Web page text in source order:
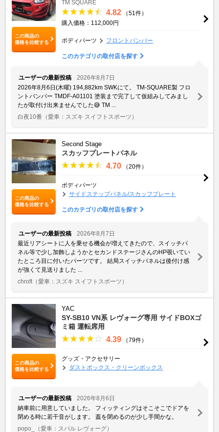
この商品の
価格を比較する
TM SQUARE
4.82
（51件）
購入価格：112,000円
ボディパーツ フロントバンパー
このカテゴリの取付店を探す
ユーザーの最新投稿
2026年8月7日
2026年8月6日(木曜) 194,882km SWKにて。 TM-SQUARE製 フロ
ントバンパー TMDF-A01101 塗装まで完了して仮組みしてみまし
たが取付け出来ませんでした😅 TM ...
白夜10番 （愛車：スズキ スイフトスポーツ）
この商品の
価格を比較する
Second Stage
スカッフプレートパネル
4.70 （20件）
ボディパーツ
サイドステップパネル/スカッフプレート
このカテゴリの取付店を探す
ユーザーの最新投稿
2026年8月7日
最近リアシートに人を乗せる機会が増えてきたので、スイッチパ
ネル等で少し加飾しようかとセカンドステージさんのHP覗いてい
たところ目に付いたパーツです。 結局スイッチパネルは後付け感
が強くて見送りました ...
chroft （愛車：スズキ スイフトスポーツ）
この商品の
価格を比較する
YAC
SY-SB10 VN系 レヴォーグ専用 サイドBOXゴ
ミ箱 運転席用
4.39 （79件）
グッズ・アクセサリー
ダストボックス・クリーンボックス
ユーザーの最新投稿
2026年8月6日
納車前に用意していました。 フィッティングはそこそこでドアを
閉める時に若干音がします。 蓋を閉めるのが少し手間かな。
popo_
（愛車：スバル レヴォーグ）